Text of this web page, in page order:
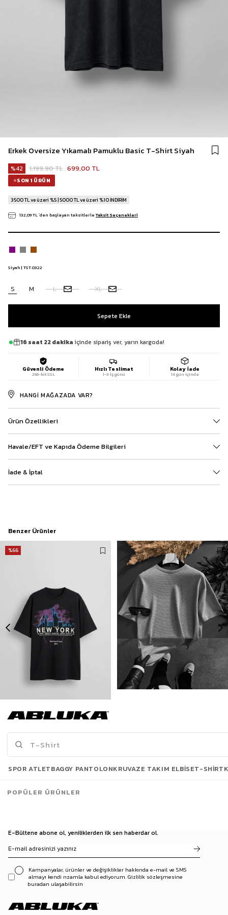
Erkek Oversize Yıkamalı Pamuklu Basic T-Shirt Siyah
42 1.199,90 TL 699,00 TL
SON 1 ÜRÜN
3500 TL ve üzeri %5 | 5000 TL ve üzeri %10 İNDİRİM
132,09 TL`den başlayan taksitlerle Taksit Seçenekleri
Siyah | TST.0322
S M L XL
16 saat 22 dakika içinde sipariş ver, yarın kargoda!
Güvenli Ödeme
256-bit SSL
Hızlı Teslimat
1-3 iş günü
Kolay İade
14 gün içinde
HANGI MAĞAZADA VAR?
Ürün Özellikleri
Havale/EFT ve Kapıda Ödeme Bilgileri
İade & İptal
Benzer Ürünler
%66
Erkek New York Baskılı Oversize T-Shirt Siyah
Son Bakılanlar
E-Bültene abone ol, yeniliklerden ilk sen haberdar ol.
Kampanyalar, ürünler ve değişiklikler hakkında e-mail ve SMS
almayı kendi rızamla kabul ediyorum. Gizlilik sözleşmesine
buradan ulaşabilirsin
SPOR ATLETBAGGY PANTOLONKRUVAZE TAKIM ELBISET-SHIRT
POPÜLER ÜRÜNLER